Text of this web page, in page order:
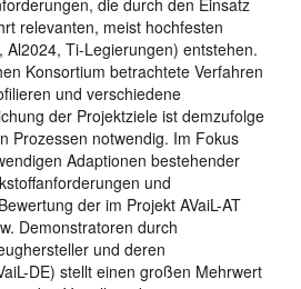
die durch den Einsatz
relevanten, meist hochfesten
Al2024, Ti-Legierungen) entstehen.
Konsortium betrachtete Verfahren
und verschiedene
der Projektziele ist demzufolge
Prozessen notwendig. Im Fokus
Adaptionen bestehender
und
der im Projekt AVaiL-AT
Demonstratoren durch
und deren
DE) stellt einen großen Mehrwert